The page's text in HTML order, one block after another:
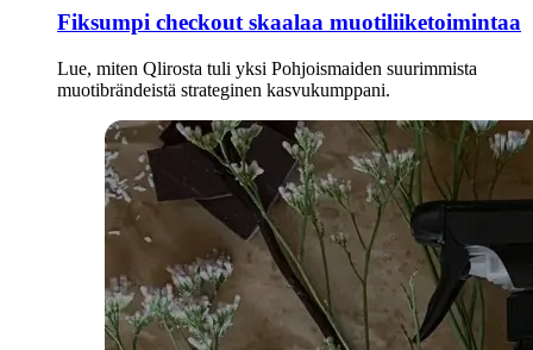
Fiksumpi checkout skaalaa muotiliiketoimintaa
Lue, miten Qlirosta tuli yksi Pohjoismaiden suurimmista
muotibrändeistä strateginen kasvukumppani.